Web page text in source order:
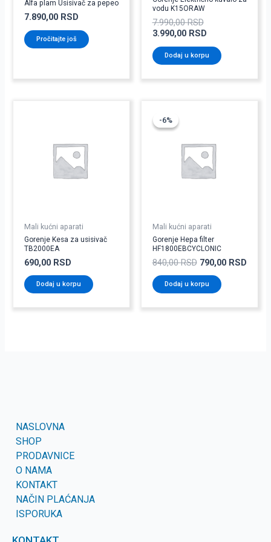
Alfa plam Usisivač za pepeo
7.890,00 RSD
Pročitajte još
vodu K15ORAW
7.990,00RSD
3.990,00 RSD
Dodaj u korpu
Mali kućni aparati
Gorenje Kesa za usisivač
TB2000EA
690,00 RSD
Dodaj u korpu
-6%
-6%
Mali kućni aparati
Gorenje Hepa filter
HF1800EBCYCLONIC
840,00RSD
840,00 RSD.
790,00 RSD
Dodaj u korpu
NASLOVNA
SHOP
PRODAVNICE
O NAMA
KONTAKT
NAČIN PLAĆANJA
ISPORUKA